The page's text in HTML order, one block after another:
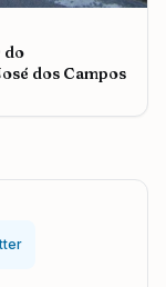
do
dos Campos